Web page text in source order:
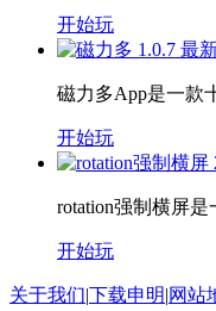
开始玩
磁力多App是一款
开始玩
rotation强制横屏
开始玩
关于我们|下载申明|网站